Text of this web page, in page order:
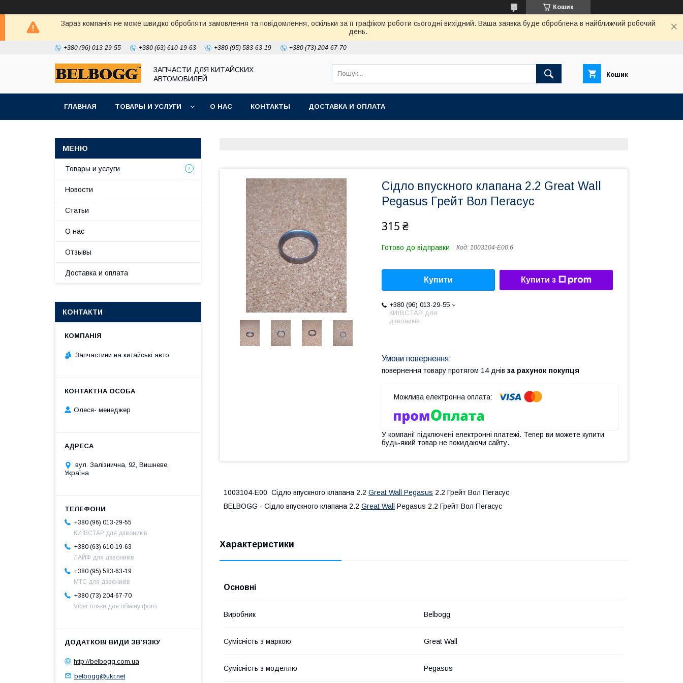
Кошик
Зараз компанія не може швидко обробляти замовлення та повідомлення, оскільки за її графіком роботи сьогодні вихідний. Ваша заявка буде оброблена в найближчий робочий
день.
+380 (96) 013-29-55 +380 (63) 610-19-63 +380 (95) 583-63-19 +380 (73) 204-67-70
ЗАПЧАСТИ ДЛЯ КИТАЙСКИХ
АВТОМОБИЛЕЙ
Кошик
ГЛАВНАЯ ТОВАРЫ И УСЛУГИ О НАС КОНТАКТЫ ДОСТАВКА И ОПЛАТА
Сідло впускного клапана 2.2 Great Wall
Pegasus Грейт Вол Пегасус
315 ₴
Готово до відправки Код: 1003104-E00.6
Купити Купити з
+380 (96) 013-29-55
КИЇВСТАР для
дзвоників
повернення товару протягом 14 днів за рахунок покупця
У компанії підключені електронні платежі. Тепер ви можете купити
будь-який товар не покидаючи сайту.
1003104-E00 Сідло впускного клапана 2.2 Great Wall Pegasus 2.2 Грейт Вол Пегасус
BELBOGG - Сідло впускного клапана 2.2 Great Wall Pegasus 2.2 Грейт Вол Пегасус
Характеристики
Основні
Виробник Belbogg
Сумісність з маркою Great Wall
Сумісність з моделлю Pegasus
Товары и услуги
Новости
Статьи
О нас
Отзывы
Доставка и оплата
КОНТАКТИ
Запчастини на китайські авто
Олеся- менеджер
вул. Залізнична, 92, Вишневе,
Україна
+380 (96) 013-29-55
КИЇВСТАР для дзвоників
+380 (63) 610-19-63
ЛАЙФ для дзвоників
+380 (95) 583-63-19
МТС для дзвоників
+380 (73) 204-67-70
Viber тільки для обміну фото
http://belbogg.com.ua
belbogg@ukr.net